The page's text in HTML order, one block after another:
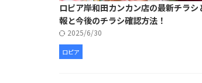
ロピア岸和田カンカン店の最新チラシ
報と今後のチラシ確認方法！
2025/6/30
ロピア